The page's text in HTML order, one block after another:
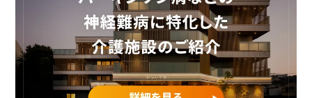
重要事項説明書・
情報開示事項一覧
プライバシーポリシー
RECRUIT
採用情報